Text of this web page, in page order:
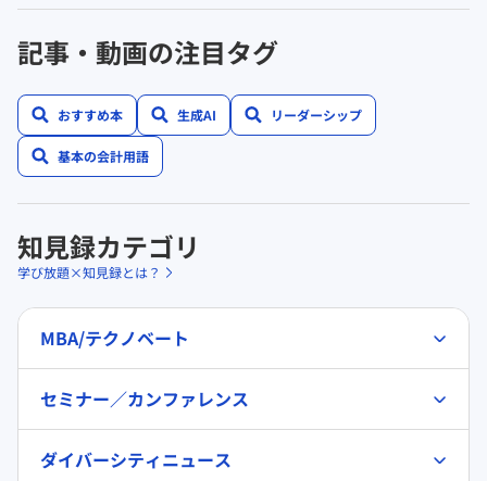
記事・動画の注目タグ
おすすめ本 生成AI リーダーシップ
基本の会計用語
知見録カテゴリ
学び放題×知見録とは？
MBA/テクノベート
セミナー／カンファレンス
ダイバーシティニュース